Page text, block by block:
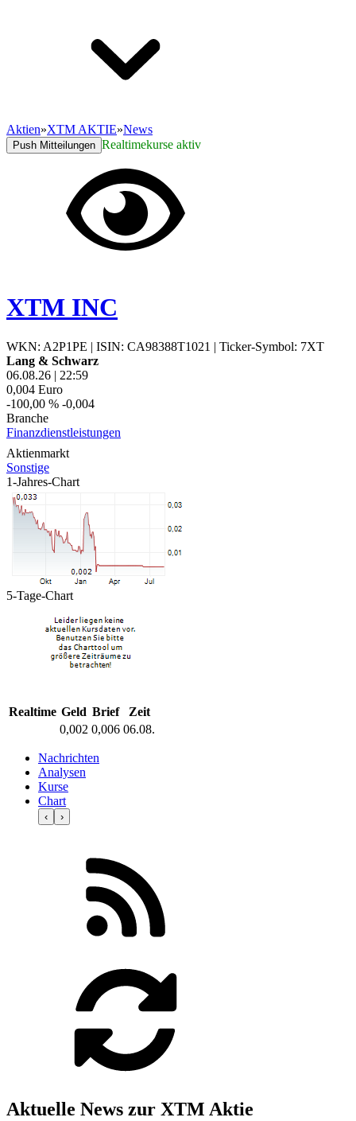
Aktien»XTM AKTIE»News
Push Mitteilungen Realtimekurse aktiv
XTM INC
WKN: A2P1PE | ISIN: CA98388T1021 | Ticker-Symbol: 7XT
Lang & Schwarz
06.08.26 | 22:59
0,004 Euro
-100,00 % -0,004
Branche
Finanzdienstleistungen
Aktienmarkt
Sonstige
1-Jahres-Chart
5-Tage-Chart
Realtime Geld Brief
Zeit
0,002 0,006 06.08.
Nachrichten
Analysen
Kurse
Chart
‹ ›
Aktuelle News zur XTM Aktie